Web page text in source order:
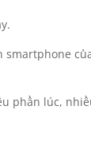
phần lúc,